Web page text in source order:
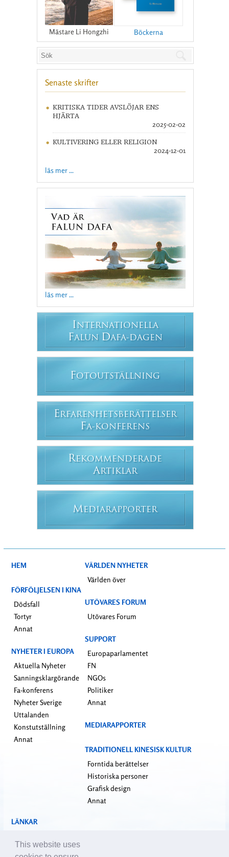
Mästare Li Hongzhi Böckerna
Senaste skrifter
KRITISKA TIDER AVSLÖJAR ENS
HJÄRTA
2025-02-02
KULTIVERING ELLER RELIGION
2024-12-01
läs mer ...
läs mer ...
INTERNATIONELLA
FALUN DAFA-DAGEN
FOTOUTSTÄLLNING
ERFARENHETSBERÄTTELSER
FA-KONFERENS
REKOMMENDERADE
ARTIKLAR
MEDIARAPPORTER
HEM
FÖRFÖLJELSEN I KINA
Dödsfall
Tortyr
Annat
NYHETER I EUROPA
Aktuella Nyheter
Sanningsklargörande
Fa-konferens
Nyheter Sverige
Uttalanden
Konstutställning
Annat
VÄRLDEN NYHETER
Världen över
UTÖVARES FORUM
Utövares Forum
SUPPORT
Europaparlamentet
FN
NGOs
Politiker
Annat
MEDIARAPPORTER
TRADITIONELL KINESISK KULTUR
Forntida berättelser
Historiska personer
Grafisk design
Annat
LÄNKAR
faluninfo.net
This website uses